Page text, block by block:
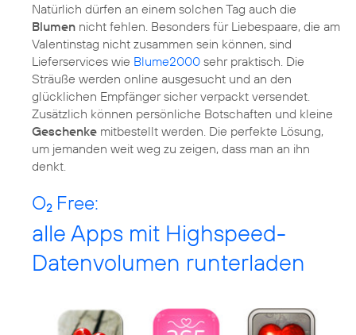
Natürlich dürfen an einem solchen Tag auch die
Blumen nicht fehlen. Besonders für Liebespaare, die am
Valentinstag nicht zusammen sein können, sind
Lieferservices wie Blume2000 sehr praktisch. Die
Sträuße werden online ausgesucht und an den
glücklichen Empfänger sicher verpackt versendet.
Zusätzlich können persönliche Botschaften und kleine
Geschenke mitbestellt werden. Die perfekte Lösung,
um jemanden weit weg zu zeigen, dass man an ihn
denkt.
O2 Free:
alle Apps mit Highspeed-
Datenvolumen runterladen